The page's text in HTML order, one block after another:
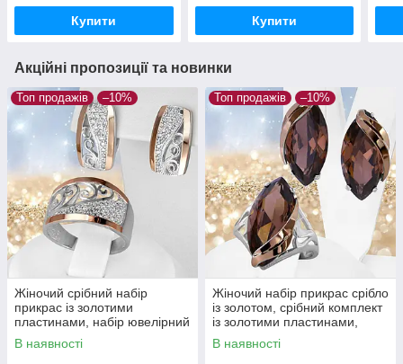
Купити Купити
Акційні пропозиції та новинки
Топ продажів –10%
Жіночий срібний набір
прикрас із золотими
пластинами, набір ювелірний
срібний кільце та сережки
В наявності
Топ продажів –10%
Жіночий набір прикрас срібло
із золотом, срібний комплект
із золотими пластинами,
колір вставки раухтопаз
В наявності